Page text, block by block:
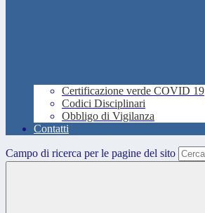
Certificazione verde COVID 19
Codici Disciplinari
Obbligo di Vigilanza
Contatti
Campo di ricerca per le pagine del sito